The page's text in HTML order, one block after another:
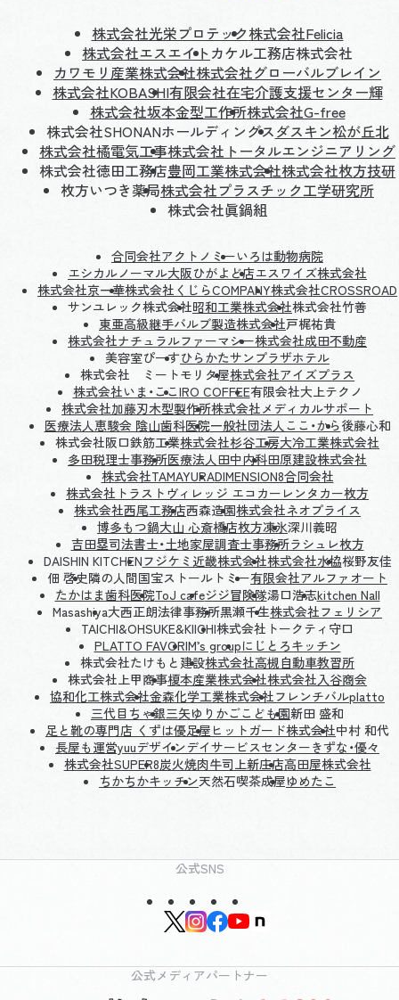
株式会社光栄プロテック株式会社Felicia
株式会社エスエイトカケル工務店株式会社
カワモリ産業株式会社株式会社グローバルブレイン
株式会社KOBASHI有限会社在宅介護支援センター輝
株式会社坂本金型工作所株式会社G-free
株式会社SHONANホールディングスダスキン松が丘北
株式会社橘電気工事株式会社トータルエンジニアリング
株式会社徳田工務店豊岡工業株式会社株式会社枚方技研
枚方いつき薬局株式会社プラスチック工学研究所
株式会社眞鍋組
合同会社アクトノミーいろは動物病院
エシカルノーマル大阪ひがよど店エスワイズ株式会社
株式会社京一華株式会社くじらCOMPANY株式会社CROSSROAD
サンユレック株式会社昭和工業株式会社株式会社竹善
東亜高級継手バルブ製造株式会社戸梶祐貴
株式会社ナチュラルファーマシー株式会社成田不動産
美容室ぴーすひらかたサンプラザホテル
株式会社 ミートモリタ屋株式会社アイズプラス
株式会社いま・ここIRO COFFEE有限会社大上テクノ
株式会社加藤刃木型製作所株式会社メディカルサポート
医療法人恵駿会 陰山歯科医院一般社団法人ここ・から後藤心和
株式会社阪口鉄筋工業株式会社杉谷工房大冷工業株式会社
多田税理士事務所医療法人田中内科田原建設株式会社
株式会社TAMAYURADIMENSION8合同会社
株式会社トラストヴィレッジ エコカーレンタカー枚方
株式会社西尾工務店西森造園株式会社ネオプライス
博多もつ鍋大山 心斎橋店枚方凍氷深川義昭
吉田塁司法書士・土地家屋調査士事務所ラシュレ枚方
DAISHIN KITCHENフジケミ近畿株式会社株式会社水協桜野友佳
佃 啓史隣の人間国宝ストールトミー有限会社アルファオート
たかはま歯科医院ToJ cafeジジ冒険隊湯口浩志kitchen Nall
Masashiya大西正朗法律事務所黒瀬千生株式会社フェリシア
TAICHI&OHSUKE&KIICHI株式会社トークティ守口
PLATTO FAVORIM’s groupにじとろキッチン
株式会社たけもと建設株式会社高槻自動車教習所
株式会社上甲商事榎本産業株式会社株式会社入谷商会
協和化工株式会社金森化学工業株式会社フレンチバルplatto
三代目ちゃ銀三矢ゆりかごこども園新田 盛和
足と靴の専門店 くずは優足屋 ヒットガード株式会社中村 和代
長屋も運営yuuデザインデイサービスセンターきずな・優々
株式会社SUPER8炭火焼肉牛司上新庄店高田屋株式会社
ちかちかキッチン天然石喫茶成屋ゆめたこ
公式SNS
公式メディアパートナー